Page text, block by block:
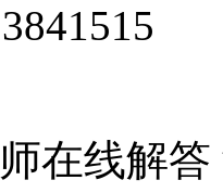
在线解答